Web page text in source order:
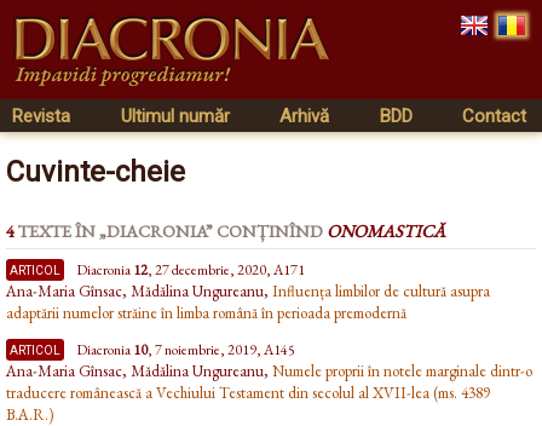
Revista Ultimul număr Arhivă BDD Contact
Cuvinte-cheie
4TEXTE ÎN „DIACRONIA” CONȚINÎND ONOMASTICĂ
articol Diacronia12, 27 decembrie, 2020, A171
Ana-Maria Gînsac, Mădălina Ungureanu, Influența limbilor de cultură asupra
adaptării numelor străine în limba română în perioada premodernă
articol
Diacronia10, 7 noiembrie, 2019, A145
Ana-Maria Gînsac, Mădălina Ungureanu, Numele proprii în notele marginale dintr-o
traducere românească a Vechiului Testament din secolul al XVII-lea (ms. 4389
B.A.R.)